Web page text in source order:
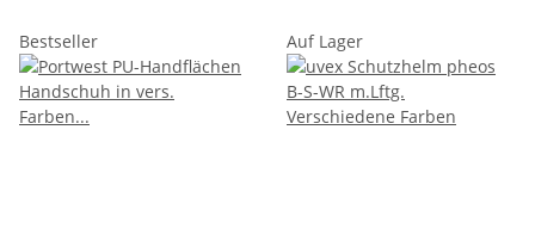
Bestseller Auf Lager